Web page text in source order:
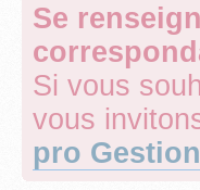
Se
Si vous
vous
pro